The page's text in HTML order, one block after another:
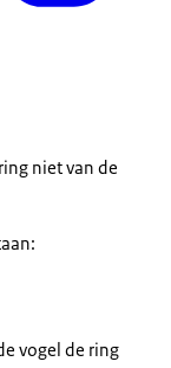
niet van de
vogel de ring